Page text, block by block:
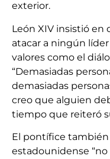
exterior.
León XIV insistió en
atacar a ningún
valores como el
“Demasiadas
demasiadas
creo que alguien
tiempo que reiteró
El pontífice
estadounidense